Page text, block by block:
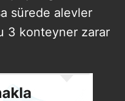
sürede alevler
3 konteyner zarar